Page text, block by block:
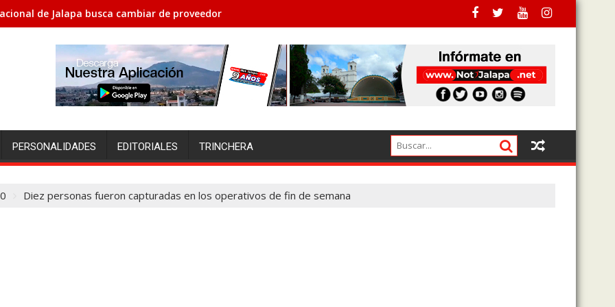
de Jalapa busca cambiar de proveedores porque no le ha pagado a los actuales
PERSONALIDADES EDITORIALES TRINCHERA
Diez personas fueron capturadas en los operativos de fin de semana